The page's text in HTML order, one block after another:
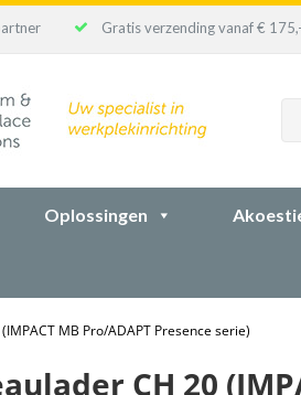
Gratis verzending vanaf €
Oplossingen
MB Pro/ADAPT Presence serie)
CH 20